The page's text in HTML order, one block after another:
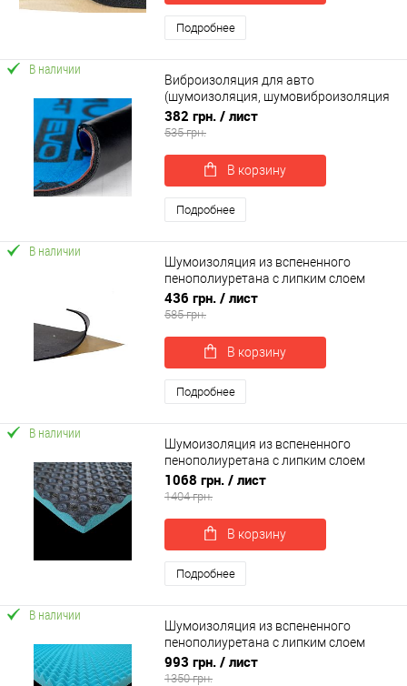
Подробнее
В наличии
Виброизоляция для авто
(шумоизоляция, шумовиброизоляция
автомобиля) SoundProOFF MULTIMAT
EVO 50*37см (sp-0025)
382 грн. / лист
535 грн.
В корзину
Подробнее
В наличии
Шумоизоляция из вспененного
пенополиуретана с липким слоем
1000х500х8мм SoundProOFF Faton
Black 8 (sp-0038)
436 грн. / лист
585 грн.
В корзину
Подробнее
В наличии
Шумоизоляция из вспененного
пенополиуретана с липким слоем
100х75х1.5см SoundWave PRO 15 PU
(sp-0058)
1068 грн. / лист
1404 грн.
В корзину
Подробнее
В наличии
Шумоизоляция из вспененного
пенополиуретана с липким слоем
100х75х3.5см SoundWave PRO 35 (sp-
0057)
993 грн. / лист
1350 грн.